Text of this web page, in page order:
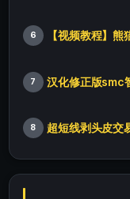
6 【视频教程】熊
7 汉化修正版smc
8 超短线剥头皮交